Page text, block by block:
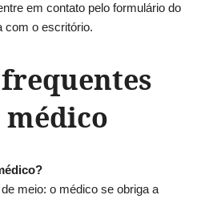
em contato pelo formulário do
com o escritório.
meio: o médico se obriga a